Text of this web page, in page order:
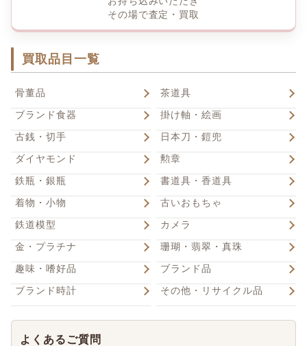
その場で査定・買取
買取品目一覧
骨董品
茶道具
ブランド食器
掛け軸・絵画
古銭・切手
日本刀・鎧兜
ダイヤモンド
勲章
鉄瓶・銀瓶
書道具・香道具
着物・小物
古いおもちゃ
鉄道模型
カメラ
金・プラチナ
珊瑚・翡翠・真珠
趣味・嗜好品
ブランド品
ブランド時計
その他・リサイクル品
よくあるご質問